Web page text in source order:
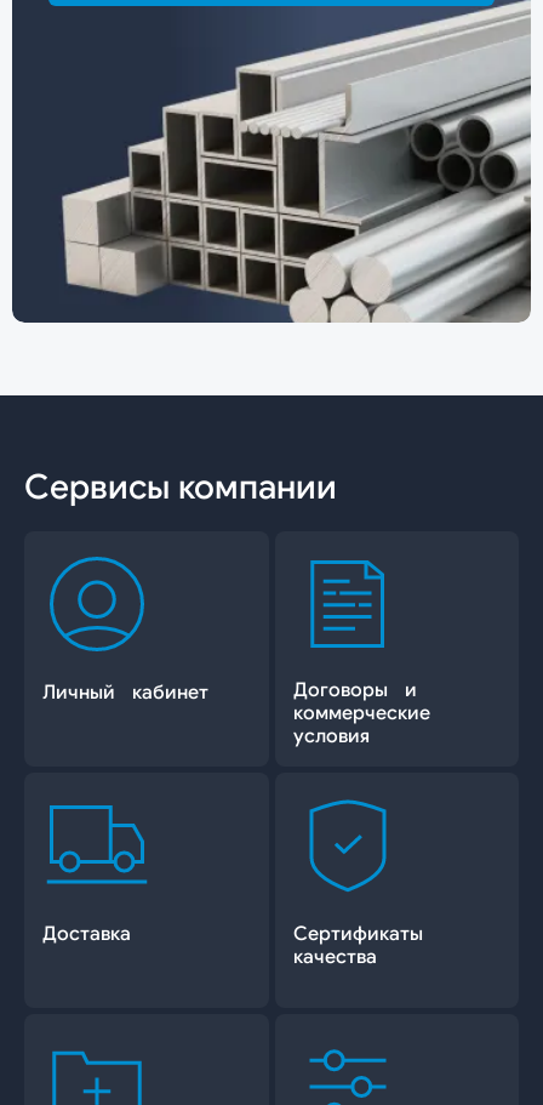
Сервисы компании
Личный кабинет
Договоры и
коммерческие
условия
Доставка
Сертификаты
качества